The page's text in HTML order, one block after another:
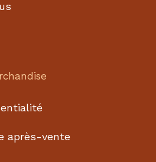
après-vente